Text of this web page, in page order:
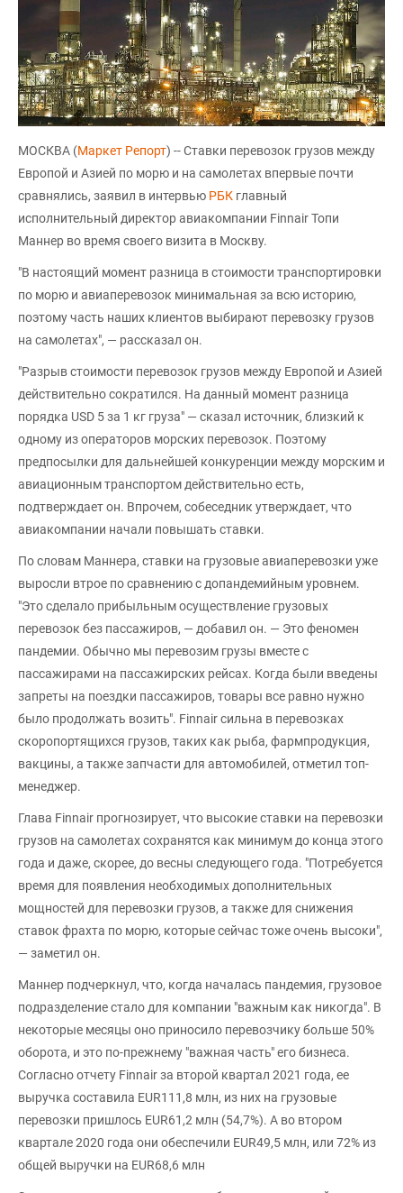
МОСКВА (Маркет Репорт) -- Ставки перевозок грузов между
Европой и Азией по морю и на самолетах впервые почти
сравнялись, заявил в интервью РБК главный
исполнительный директор авиакомпании Finnair Топи
Маннер во время своего визита в Москву.
"В настоящий момент разница в стоимости транспортировки
по морю и авиаперевозок минимальная за всю историю,
поэтому часть наших клиентов выбирают перевозку грузов
на самолетах", — рассказал он.
"Разрыв стоимости перевозок грузов между Европой и Азией
действительно сократился. На данный момент разница
порядка USD 5 за 1 кг груза" — сказал источник, близкий к
одному из операторов морских перевозок. Поэтому
предпосылки для дальнейшей конкуренции между морским и
авиационным транспортом действительно есть,
подтверждает он. Впрочем, собеседник утверждает, что
авиакомпании начали повышать ставки.
По словам Маннера, ставки на грузовые авиаперевозки уже
выросли втрое по сравнению с допандемийным уровнем.
"Это cделало прибыльным осуществление грузовых
перевозок без пассажиров, — добавил он. — Это феномен
пандемии. Обычно мы перевозим грузы вместе с
пассажирами на пассажирских рейсах. Когда были введены
запреты на поездки пассажиров, товары все равно нужно
было продолжать возить". Finnair сильна в перевозках
скоропортящихся грузов, таких как рыба, фармпродукция,
вакцины, а также запчасти для автомобилей, отметил топ-
менеджер.
Глава Finnair прогнозирует, что высокие ставки на перевозки
грузов на самолетах сохранятся как минимум до конца этого
года и даже, скорее, до весны следующего года. "Потребуется
время для появления необходимых дополнительных
мощностей для перевозки грузов, а также для снижения
ставок фрахта по морю, которые сейчас тоже очень высоки",
— заметил он.
Маннер подчеркнул, что, когда началась пандемия, грузовое
подразделение стало для компании "важным как никогда". В
некоторые месяцы оно приносило перевозчику больше 50%
оборота, и это по-прежнему "важная часть" его бизнеса.
Согласно отчету Finnair за второй квартал 2021 года, ее
выручка составила EUR111,8 млн, из них на грузовые
перевозки пришлось EUR61,2 млн (54,7%). А во втором
квартале 2020 года они обеспечили EUR49,5 млн, или 72% из
общей выручки на EUR68,6 млн